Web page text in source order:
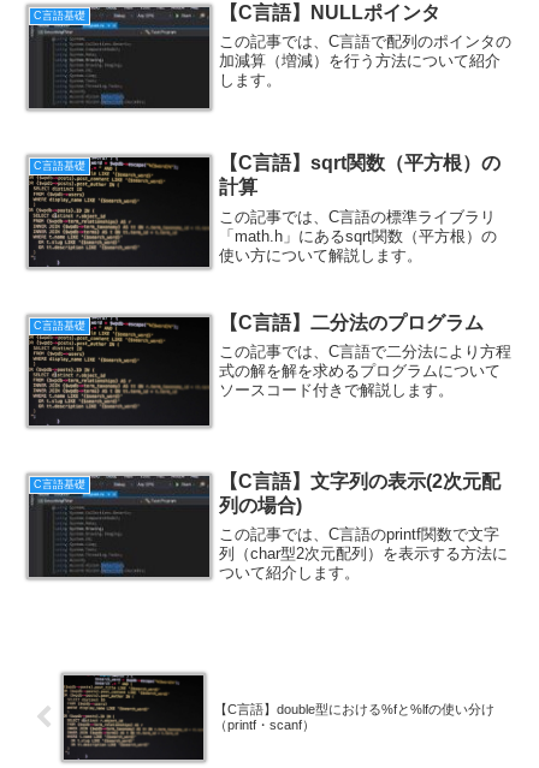
C言語基礎 【C言語】NULLポインタ
この記事では、C言語で配列のポインタの
加減算（増減）を行う方法について紹介
します。
C言語基礎
【C言語】sqrt関数（平方根）の
計算
この記事では、C言語の標準ライブラリ
「math.h」にあるsqrt関数（平方根）の
使い方について解説します。
C言語基礎 【C言語】二分法のプログラム
この記事では、C言語で二分法により方程
式の解を解を求めるプログラムについて
ソースコード付きで解説します。
C言語基礎
【C言語】文字列の表示(2次元配
列の場合)
この記事では、C言語のprintf関数で文字
列（char型2次元配列）を表示する方法に
ついて紹介します。
【C言語】double型における%fと%lfの使い分け
（printf・scanf）